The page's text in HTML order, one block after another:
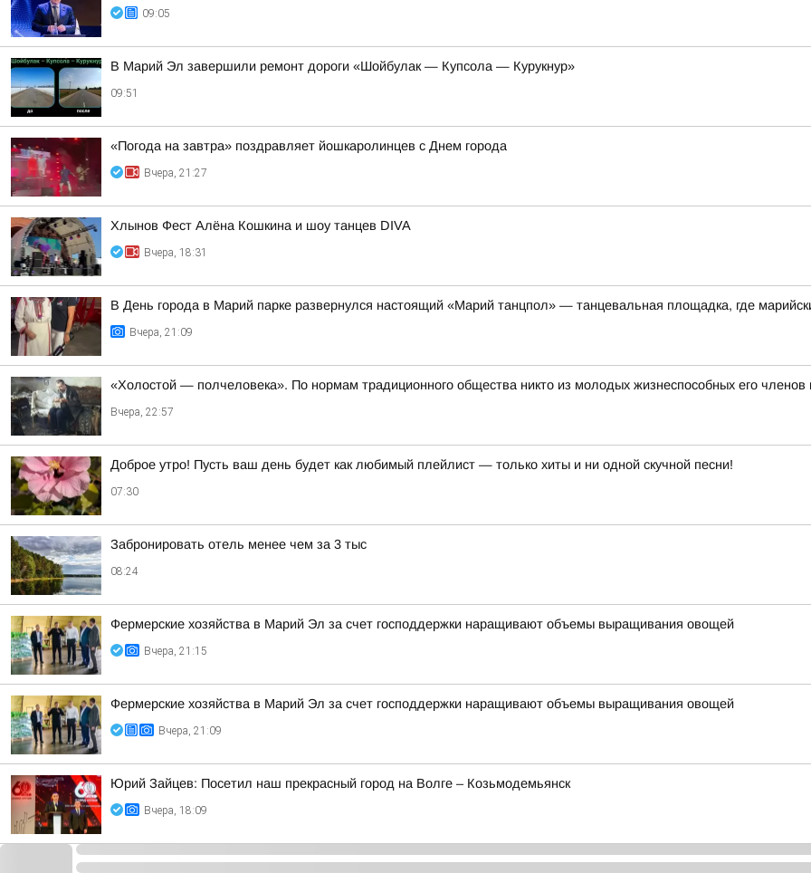
09:05
В Марий Эл завершили ремонт дороги «Шойбулак — Купсола — Курукнур»
09:51
«Погода на завтра» поздравляет йошкаролинцев с Днем города
Вчера, 21:27
Хлынов Фест Алёна Кошкина и шоу танцев DIVA
Вчера, 18:31
В День города в Марий парке развернулся настоящий «Марий танцпол» — танцевальная площадка, где
Вчера, 21:09
«Холостой — полчеловека». По нормам традиционного общества никто из молодых жизнеспособных его членов
Вчера, 22:57
Доброе утро! Пусть ваш день будет как любимый плейлист — только хиты и ни одной скучной песни!
07:30
Забронировать отель менее чем за 3 тыс
08:24
Фермерские хозяйства в Марий Эл за счет господдержки наращивают объемы выращивания овощей
Вчера, 21:15
Фермерские хозяйства в Марий Эл за счет господдержки наращивают объемы выращивания овощей
Вчера, 21:09
Юрий Зайцев: Посетил наш прекрасный город на Волге – Козьмодемьянск
Вчера, 18:09